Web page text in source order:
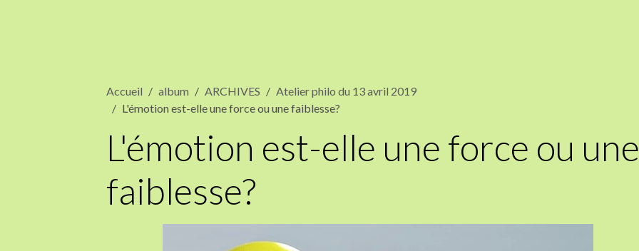
Accueil album ARCHIVES
Atelier philo du 13 avril 2019
L'émotion est-elle une force ou une faiblesse?
L'émotion est-elle une force ou une
faiblesse?